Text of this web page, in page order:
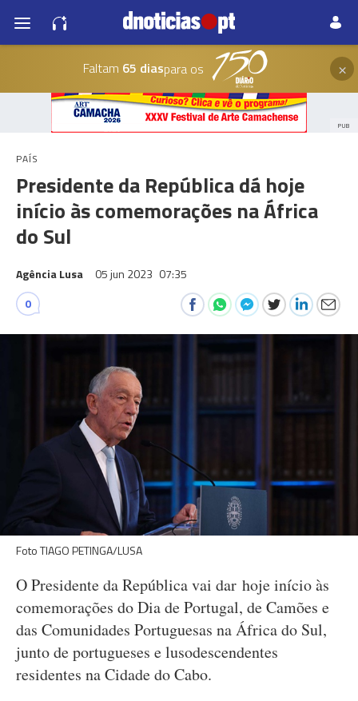
Faltam 65 diaspara os ×
PUB
PAÍS
Presidente da República dá hoje
início às comemorações na África
do Sul
Agência Lusa 05 jun 2023 07:35
0
Foto TIAGO PETINGA/LUSA
O Presidente da República vai dar hoje início às
comemorações do Dia de Portugal, de Camões e
das Comunidades Portuguesas na África do Sul,
junto de portugueses e lusodescendentes
residentes na Cidade do Cabo.